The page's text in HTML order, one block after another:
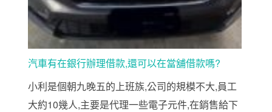
汽車有在銀行辦理借款,還可以在當舖借款嗎?
小利是個朝九晚五的上班族,公司的規模不大,員工
大約10幾人,主要是代理一些電子元件,在銷售給下